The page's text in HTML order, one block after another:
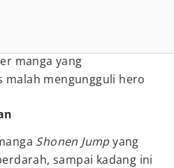
manga yang
malah mengungguli hero
Shonen Jumpyang
sampai kadang ini